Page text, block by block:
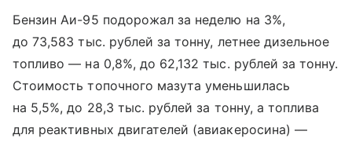
Бензин Аи-95 подорожал за неделю на 3%,
до 73,583 тыс. рублей за тонну, летнее дизельное
топливо — на 0,8%, до 62,132 тыс. рублей за тонну.
Стоимость топочного мазута уменьшилась
на 5,5%, до 28,3 тыс. рублей за тонну, а топлива
для реактивных двигателей (авиакеросина) —